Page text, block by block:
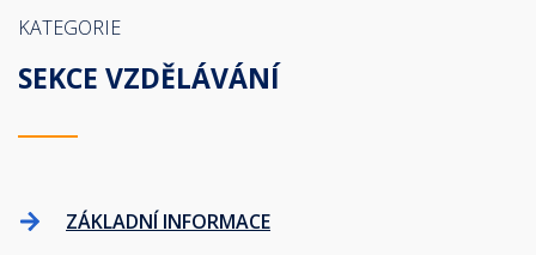
KATEGORIE
SEKCE VZDĚLÁVÁNÍ
ZÁKLADNÍ INFORMACE